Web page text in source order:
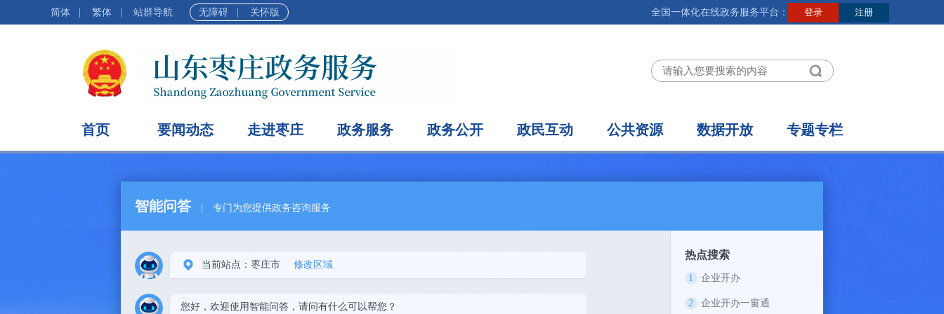
简体 繁体 站群导航 无障碍 关怀版 全国一体化在线政务服务平台：
首页 要闻动态 走进枣庄 政务服务 政务公开 政民互动 公共资源 数据开放 专题专栏
智能问答 专门为您提供政务咨询服务
当前站点：枣庄市 修改区域
您好，欢迎使用智能问答，请问有什么可以帮您？
热点搜索
1 企业开办
2 企业开办一窗通